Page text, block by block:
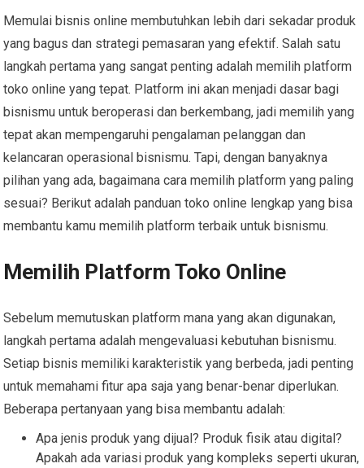
Memulai bisnis online membutuhkan lebih dari sekadar produk
yang bagus dan strategi pemasaran yang efektif. Salah satu
langkah pertama yang sangat penting adalah memilih platform
toko online yang tepat. Platform ini akan menjadi dasar bagi
bisnismu untuk beroperasi dan berkembang, jadi memilih yang
tepat akan mempengaruhi pengalaman pelanggan dan
kelancaran operasional bisnismu. Tapi, dengan banyaknya
pilihan yang ada, bagaimana cara memilih platform yang paling
sesuai? Berikut adalah panduan toko online lengkap yang bisa
membantu kamu memilih platform terbaik untuk bisnismu.
Memilih Platform Toko Online
Sebelum memutuskan platform mana yang akan digunakan,
langkah pertama adalah mengevaluasi kebutuhan bisnismu.
Setiap bisnis memiliki karakteristik yang berbeda, jadi penting
untuk memahami fitur apa saja yang benar-benar diperlukan.
Beberapa pertanyaan yang bisa membantu adalah:
Apa jenis produk yang dijual? Produk fisik atau digital?
Apakah ada variasi produk yang kompleks seperti ukuran,